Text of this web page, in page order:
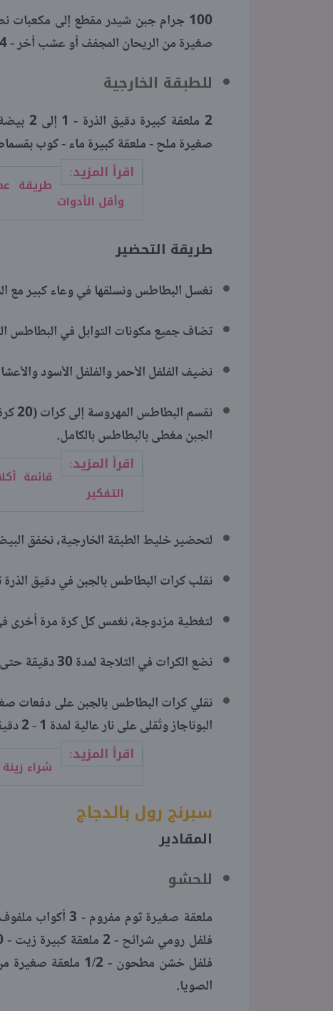
صغيرة من الريحان المجفف أو عشب أخر - 1/4 ملعقة صغيرة فلفل أسود.
للطبقة الخارجية
صغيرة ملح - ملعقة كبيرة ماء - كوب
اقرأ المزيد:
طريقة
وأقل الأدوات
طريقة التحضير
نغسل البطاطس ونسلقها في وعاء كبير مع
تضاف جميع مكونات التوابل في البطاطس
نضيف الفلفل الأحمر والفلفل الأسود والأعشاب إلى
الجبن مغطى بالبطاطس بالكامل.
اقرأ المزيد:
قائمة
التفكير
لتحضير خليط الطبقة الخارجية، نخفق
نقلب كرات البطاطس بالجبن في دقيق
لتغطية مزدوجة، نغمس كل كرة مرة أخرى
نضع الكرات في الثلاجة لمدة 30 دقيقة حتى تتماسك.
البوتاجاز وتُقلى على نار عالية لمدة 1 - 2 دقيقة حتى تصبح ذهبية اللون ومقرمشة.
اقرأ المزيد:
شراء
سبرنج رول بالدجاج
المقادير
للحشو
ملعقة صغيرة
فلفل خشن مطحون -
الصويا.